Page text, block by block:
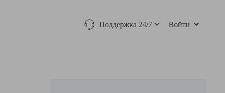
Поддержка 24/7 Войти